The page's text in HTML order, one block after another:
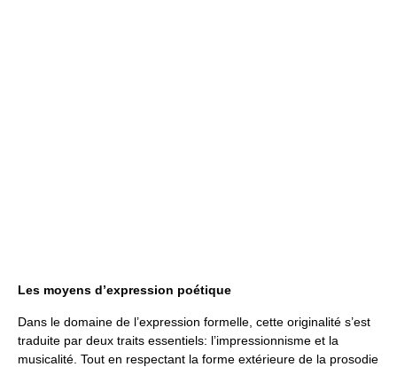
Les moyens d’expression poétique
Dans le domaine de l’expression formelle, cette originalité s’est
traduite par deux traits essentiels: l’impressionnisme et la
musicalité. Tout en respectant la forme extérieure de la prosodie